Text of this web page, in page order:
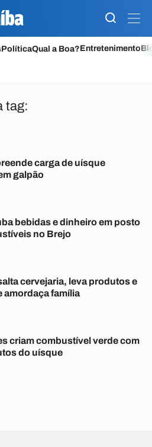
PolíticaQual a Boa?Entretenimento
tag:
carga de uísque
galpão
bebidas e dinheiro em posto
no Brejo
cervejaria, leva produtos e
amordaça família
criam combustível verde com
do uísque